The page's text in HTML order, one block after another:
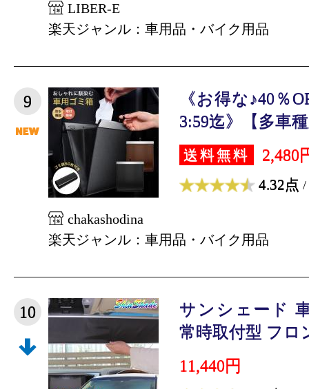
LIBER-E
楽天ジャンル：車用品・バイク用品
9
《お得な♪40％
3:59迄》【多車
送料無料 2,480
4.32点 /
chakashodina
楽天ジャンル：車用品・バイク用品
10
サンシェード
常時取付型 フロ
11,440円